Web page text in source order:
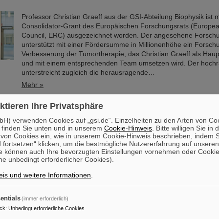
Professor Christian Graeff aus der GSI-Abteilung Biophysik ist
Consolidator-Grant des Europäischen Forschungsrats
Council, ERC) ausgezeichnet worden. Der angesehene
unterstützt mit einer Fördersumme in Millionenhöhe ein
Verbesserung der Tumortherapie, das Christian Graeff als
und mit einem entsprechenden Team umsetzen wird. Der
unterstreicht zugleich die herausragende…
Mehr »
und Preisverleihung: Erinnerung an Professor
erhalten Christoph-Schmelzer-Preis
Es war die Würdigung einer außergewöhnlichen
Ansporn für den wissenschaftlichen Nachwuchs: Mit einem
Gedenkkolloquium auf dem GSI/FAIR-Campus in Darmstadt
Abteilung Biophysik den in März 2023 verstorbenen Biophysik-
Schmelzer-Preises an drei junge Forschende....
mit Blei-Kollisionen in 2023 abgeschlossen –
Ihre Privatsphäre
verwenden Cookies auf „gsi.de“. Einzelheiten zu den Arten von
Sie unten und in unserem Cookie-Hinweis . Bitte willigen Sie in
Cookies ein, wie in unserem Cookie-Hinweis beschrieben, indem
fortsetzen“ klicken, um die bestmögliche Nutzererfahrung auf
können auch Ihre bevorzugten Einstellungen vornehmen oder
unbedingt erforderlicher Cookies).
und weitere Informationen
(immer erforderlich)
: Unbedingt erforderliche Cookies